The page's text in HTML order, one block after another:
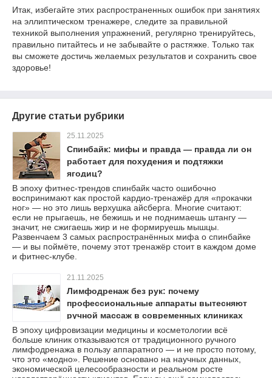
Итак, избегайте этих распространенных ошибок при занятиях
на эллиптическом тренажере, следите за правильной
техникой выполнения упражнений, регулярно тренируйтесь,
правильно питайтесь и не забывайте о растяжке. Только так
вы сможете достичь желаемых результатов и сохранить свое
здоровье!
Другие статьи рубрики
25.11.2025
Спинбайк: мифы и правда — правда ли он
работает для похудения и подтяжки
ягодиц?
В эпоху фитнес-трендов спинбайк часто ошибочно
воспринимают как простой кардио-тренажёр для «прокачки
ног» — но это лишь верхушка айсберга. Многие считают:
если не прыгаешь, не бежишь и не поднимаешь штангу —
значит, не сжигаешь жир и не формируешь мышцы.
Развенчаем 3 самых распространённых мифа о спинбайке
— и вы поймёте, почему этот тренажёр стоит в каждом доме
и фитнес-клубе.
21.11.2025
Лимфодренаж без рук: почему
профессиональные аппараты вытесняют
ручной массаж в современных клиниках
В эпоху цифровизации медицины и косметологии всё
больше клиник отказываются от традиционного ручного
лимфодренажа в пользу аппаратного — и не просто потому,
что это «модно». Решение основано на научных данных,
экономической целесообразности и реальном росте